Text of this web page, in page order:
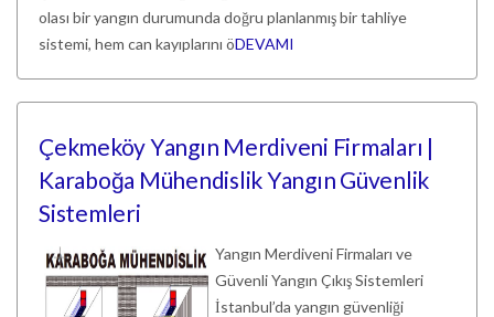
olası bir yangın durumunda doğru planlanmış bir tahliye
sistemi, hem can kayıplarını öDEVAMI
Çekmeköy Yangın Merdiveni Firmaları |
Karaboğa Mühendislik Yangın Güvenlik
Sistemleri
Yangın Merdiveni Firmaları ve
Güvenli Yangın Çıkış Sistemleri
İstanbul’da yangın güvenliği